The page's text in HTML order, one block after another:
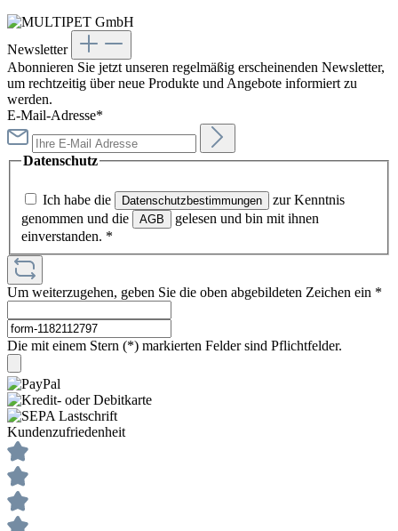
Newsletter
Abonnieren Sie jetzt unseren regelmäßig erscheinenden Newsletter,
um rechtzeitig über neue Produkte und Angebote informiert zu
werden.
E-Mail-Adresse*
Datenschutz
Ich habe die Datenschutzbestimmungen
zur Kenntnis
genommen und die
AGB
gelesen und bin mit ihnen
einverstanden. *
Um weiterzugehen, geben Sie die oben abgebildeten Zeichen ein *
Die mit einem Stern (*) markierten Felder sind Pflichtfelder.
Kundenzufriedenheit